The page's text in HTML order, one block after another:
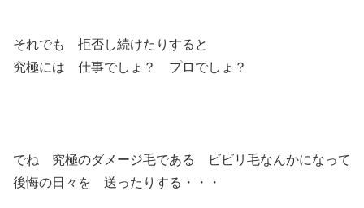
それでも 拒否し続けたりすると
究極には 仕事でしょ？ プロでしょ？
でね 究極のダメージ毛である ビビリ毛なんかになって
後悔の日々を 送ったりする・・・